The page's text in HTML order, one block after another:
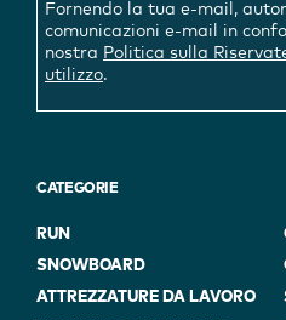
Fornendo la tua e-mail,
comunicazioni e-mail in
nostra Politica sulla
utilizzo.
CATEGORIE
RUN
SNOWBOARD
ATTREZZATURE DA LAVORO